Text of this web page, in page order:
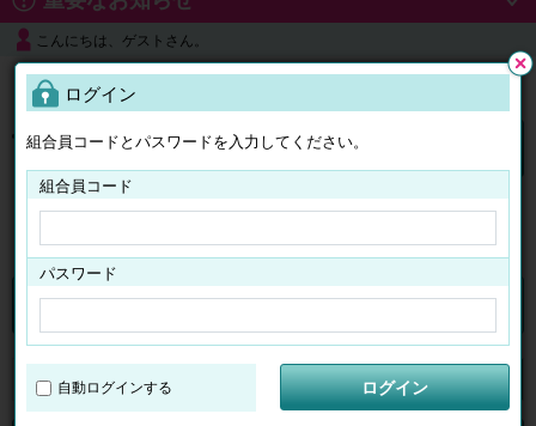
こんにちは、ゲストさん。
よくある質問
ログイン
チケット マイページ
検索
ログイン
組合員コードとパスワードを入力してください。
組合員コード
パスワード
自動ログインする ログイン